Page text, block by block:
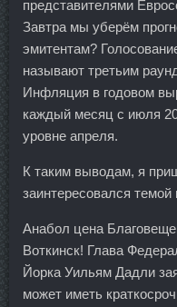
представителями
Завтра мы уберём
эмитентам?
называют третьим
Инфляция в годовом
каждый месяц с июля
уровне апреля.
К таким выводам, я
заинтересовался
Анабол цена
Воткинск! Глава
Йорка Уильям Дадли
может иметь